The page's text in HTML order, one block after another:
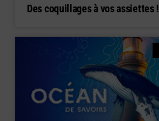
Des coquillages à vos assiettes !